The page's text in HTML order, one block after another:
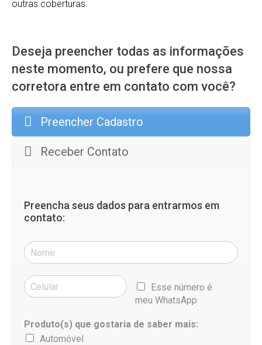
outras coberturas.
Deseja preencher todas as informações
neste momento, ou prefere que nossa
corretora entre em contato com você?
Preencher Cadastro
Receber Contato
Preencha seus dados para entrarmos em
contato:
Esse número é
meu WhatsApp
Produto(s) que gostaria de saber mais:
Automóvel